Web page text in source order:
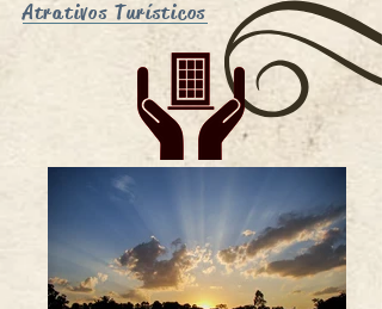
Atrativos Turísticos